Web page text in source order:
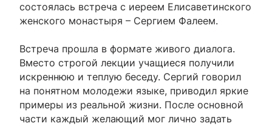
состоялась встреча с иереем Елисаветинского
женского монастыря – Сергием Фалеем.
Встреча прошла в формате живого диалога.
Вместо строгой лекции учащиеся получили
искреннюю и теплую беседу. Сергий говорил
на понятном молодежи языке, приводил яркие
примеры из реальной жизни. После основной
части каждый желающий мог лично задать